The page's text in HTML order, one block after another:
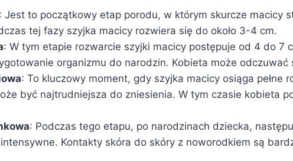
: Jest to początkowy etap porodu, w którym skurcze macicy
tej fazy szyjka macicy rozwiera się do około 3-4 cm.
: W tym etapie rozwarcie szyjki macicy postępuje od 4 do
organizmu do narodzin. Kobieta może
: To kluczowy moment, gdy szyjka macicy osiąga pełne
być najtrudniejsza do zniesienia. W tym czasie kobieta
: Podczas tego etapu, po narodzinach dziecka,
Kontakty skóra do skóry z noworodkiem są